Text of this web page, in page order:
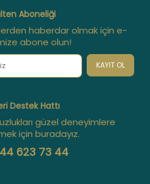
Aboneliği
haberdar olmak için e-
abone olun!
KAYIT OL
Destek Hattı
güzel deneyimlere
için buradayız.
623 73 44